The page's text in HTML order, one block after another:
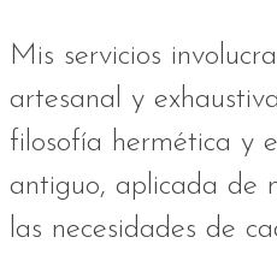
Mis servicios
artesanal y
filosofía hermética y
antiguo, aplicada de
las necesidades de